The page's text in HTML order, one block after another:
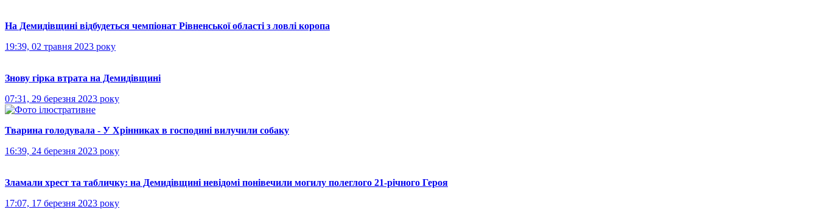
На Демидівщині відбудеться чемпіонат Рівненської області з ловлі коропа
19:39, 02 травня 2023 року
Знову гірка втрата на Демидівщині
07:31, 29 березня 2023 року
Тварина голодувала - У Хрінниках в господині вилучили собаку
16:39, 24 березня 2023 року
Зламали хрест та табличку: на Демидівщині невідомі понівечили могилу полеглого 21-річного Героя
17:07, 17 березня 2023 року